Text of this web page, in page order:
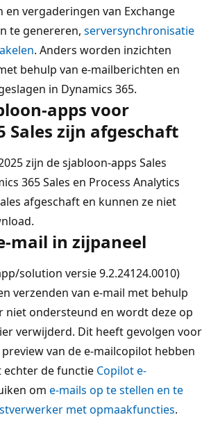
en vergaderingen van Exchange
te genereren, serversynchronisatie
. Anders worden inzichten
behulp van e-mailberichten en
in Dynamics 365.
apps voor
Sales zijn afgeschaft
zijn de sjabloon-apps Sales
365 Sales en Process Analytics
afgeschaft en kunnen ze niet
mail in zijpaneel
solution versie 9.2.24124.0010)
verzenden van e-mail met behulp
niet ondersteund en wordt deze op
verwijderd. Dit heeft gevolgen voor
van de e-mailcopilot hebben
echter de functie Copilot e-
om e-mails op te stellen en te
met opmaakfuncties.